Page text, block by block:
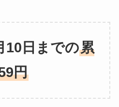
10日までの累
円